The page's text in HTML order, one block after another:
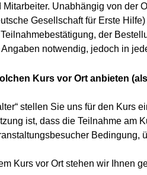
Mitarbeiter. Unabhängig von der
Gesellschaft für Erste
der
notwendig, jedoch in
Kurs vor Ort anbieten
stellen Sie uns für den Kurs
ist, dass die Teilnahme am
Kurs vor Ort stehen wir Ihnen